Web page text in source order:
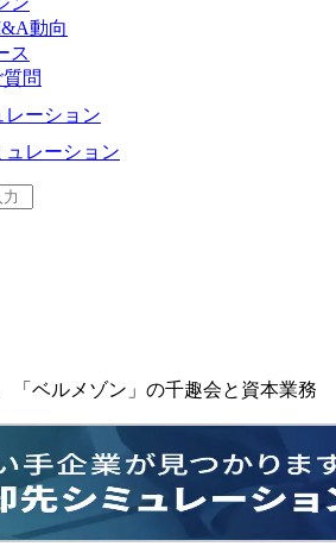
動向
ス
問
「ベルメゾン」の千趣会と資本業務